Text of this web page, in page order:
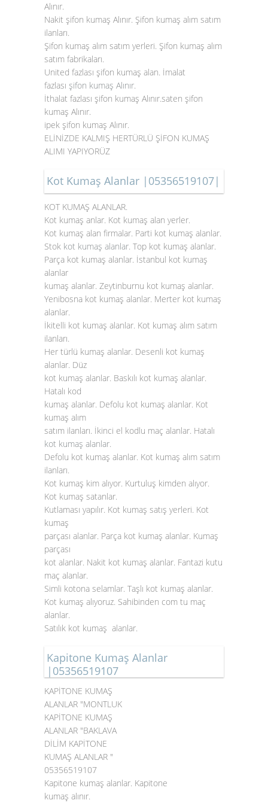
Alınır.
Nakit şifon kumaş Alınır. Şifon kumaş alım satım
ilanları.
Şifon kumaş alım satım yerleri. Şifon kumaş alım
satım fabrikaları.
United fazlası şifon kumaş alan. İmalat
fazlası şifon kumaş Alınır.
İthalat fazlası şifon kumaş Alınır.saten şifon
kumaş Alınır.
ipek şifon kumaş Alınır.
ELİNİZDE KALMIŞ HERTÜRLÜ ŞİFON KUMAŞ
ALIMI YAPIYORÜZ
Kot Kumaş Alanlar |05356519107|
KOT KUMAŞ ALANLAR.
Kot kumaş anlar. Kot kumaş alan yerler.
Kot kumaş alan firmalar. Parti kot kumaş alanlar.
Stok kot kumaş alanlar. Top kot kumaş alanlar.
Parça kot kumaş alanlar. İstanbul kot kumaş
alanlar
kumaş alanlar. Zeytinburnu kot kumaş alanlar.
Yenibosna kot kumaş alanlar. Merter kot kumaş
alanlar.
İkitelli kot kumaş alanlar. Kot kumaş alım satım
ilanları.
Her türlü kumaş alanlar. Desenli kot kumaş
alanlar. Düz
kot kumaş alanlar. Baskılı kot kumaş alanlar.
Hatalı kod
kumaş alanlar. Defolu kot kumaş alanlar. Kot
kumaş alım
satım ilanları. İkinci el kodlu maç alanlar. Hatalı
kot kumaş alanlar.
Defolu kot kumaş alanlar. Kot kumaş alım satım
ilanları.
Kot kumaş kim alıyor. Kurtuluş kimden alıyor.
Kot kumaş satanlar.
Kutlaması yapılır. Kot kumaş satış yerleri. Kot
kumaş
parçası alanlar. Parça kot kumaş alanlar. Kumaş
parçası
kot alanlar. Nakit kot kumaş alanlar. Fantazi kutu
maç alanlar.
Simli kotona selamlar. Taşlı kot kumaş alanlar.
Kot kumaş alıyoruz. Sahibinden com tu maç
alanlar.
Satılık kot kumaş alanlar.
Kapitone Kumaş Alanlar
|05356519107
KAPİTONE KUMAŞ
ALANLAR "MONTLUK
KAPİTONE KUMAŞ
ALANLAR "BAKLAVA
DİLİM KAPİTONE
KUMAŞ ALANLAR "
05356519107
Kapitone kumaş alanlar. Kapitone
kumaş alınır.